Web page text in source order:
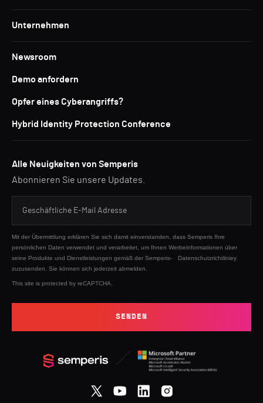
Unternehmen
Newsroom
Demo anfordern
Opfer eines Cyberangriffs?
Hybrid Identity Protection Conference
Alle Neuigkeiten von Semperis
Abonnieren Sie unsere Updates.
Mit der Übermittlung erklären Sie sich damit einverstanden, dass Semperis Ihre
persönlichen Daten verwendet und verarbeitet, um Ihnen Werbeinformationen über
seine Produkte und Dienstleistungen gemäß der Semperis-
Datenschutzrichtliniey
zuzusenden. Sie können sich jederzeit abmelden.
This site is protected by reCAPTCHA.
SENDEN